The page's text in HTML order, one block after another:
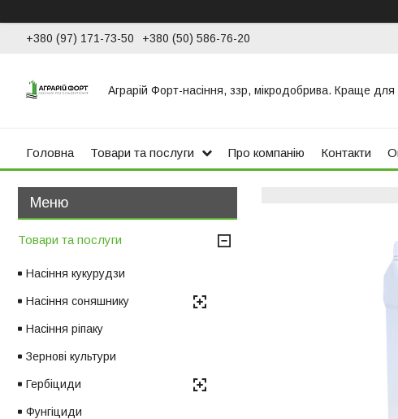
+380 (97) 171-73-50 +380 (50) 586-76-20
Аграрій Форт-насіння, ззр, мікродобрива. Краще для
Головна Товари та послуги Про компанію Контакти
Товари та послуги
Насіння кукурудзи
Насіння соняшнику
Насіння ріпаку
Зернові культури
Гербіциди
Фунгіциди